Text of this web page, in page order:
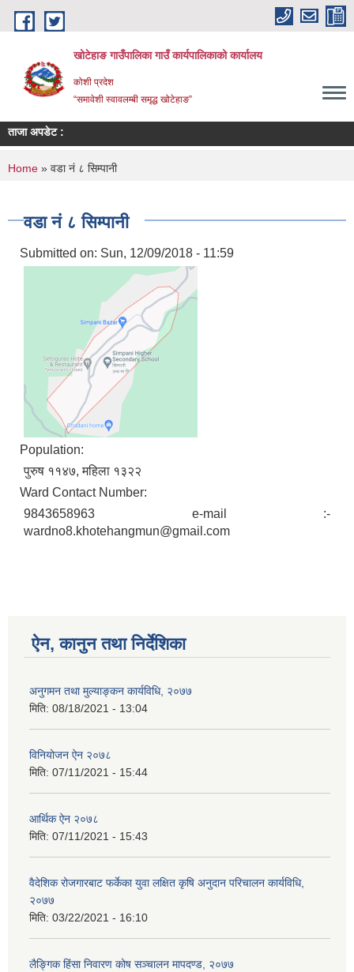
Skip to main content
खोटेहाङ गाउँपालिका गाउँ कार्यपालिकाको कार्यालय
कोशी प्रदेश
“समावेशी स्वावलम्बी समृद्ध खोटेहाङ”
ताजा अपडेट :
You are here
Home » वडा नं ८ सिम्पानी
वडा नं ८ सिम्पानी
Submitted on: Sun, 12/09/2018 - 11:59
Population:
पुरुष ११४७, महिला १३२२
Ward Contact Number:
9843658963 e-mail :-
wardno8.khotehangmun@gmail.com
ऐन, कानुन तथा निर्देशिका
अनुगमन तथा मुल्याङ्कन कार्यविधि, २०७७
मिति: 08/18/2021 - 13:04
विनियोजन ऐन २०७८
मिति: 07/11/2021 - 15:44
आर्थिक ऐन २०७८
मिति: 07/11/2021 - 15:43
वैदेशिक रोजगारबाट फर्केका युवा लक्षित कृषि अनुदान परिचालन कार्यविधि,
२०७७
मिति: 03/22/2021 - 16:10
लैङ्गिक हिंसा निवारण कोष सञ्चालन मापदण्ड, २०७७